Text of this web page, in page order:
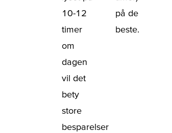
10-12
timer
om
dagen
vil det
bety
store
besparelser
på de
beste.